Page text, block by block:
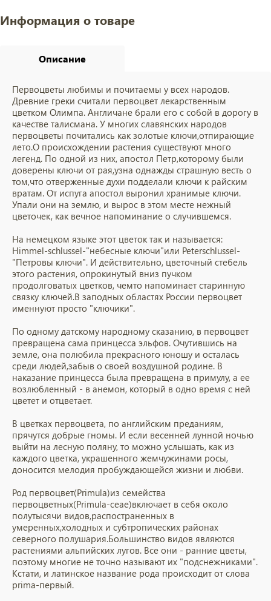
Информация о товаре
Описание
Первоцветы любимы и почитаемы у всех народов.
Древние греки считали первоцвет лекарственным
цветком Олимпа. Англичане брали его с собой в дорогу в
качестве талисмана. У многих славянских народов
первоцветы почитались как золотые ключи,отпирающие
лето.О происхождении растения существуют много
легенд. По одной из них, апостол Петр,которому были
доверены ключи от рая,узна однажды страшную весть о
том,что отверженные духи подделали ключи к райским
вратам. От испуга апостол выронил хранимые ключи.
Упали они на землю, и вырос в этом месте нежный
цветочек, как вечное напоминание о случившемся.
На немецком языке этот цветок так и называется:
Himmel-schlussel-"небесные ключи"или Peterschlussel-
"Петровы ключи". И действительно, цветочный стебель
этого растения, опрокинутый вниз пучком
продолговатых цветков, чемто напоминает старинную
связку ключей.В заподных областях России первоцвет
именнуют просто "ключики".
По одному датскому народному сказанию, в первоцвет
превращена сама принцесса эльфов. Очутившись на
земле, она полюбила прекрасного юношу и осталась
среди людей,забыв о своей воздушной родине. В
наказание принцесса была превращена в примулу, а ее
возлюбленный - в анемон, который в одно время с ней
цветет и отцветает.
В цветках первоцвета, по английским преданиям,
прячутся добрые гномы. И если весенней лунной ночью
выйти на лесную поляну, то можно услышать, как из
каждого цветка, украшенного жемчужинами росы,
доносится мелодия пробуждающейся жизни и любви.
Род первоцвет(Primula)из семейства
первоцветных(Primula-сеае)включает в себя около
полутысячи видов,распостраненных в
умеренных,холодных и субтропических районах
северного полушария.Большинство видов являются
растениями альпийских лугов. Все они - ранние цветы,
поэтому многие не точно называют их "подснежниками".
Кстати, и латинское название рода происходит от слова
prima-первый.